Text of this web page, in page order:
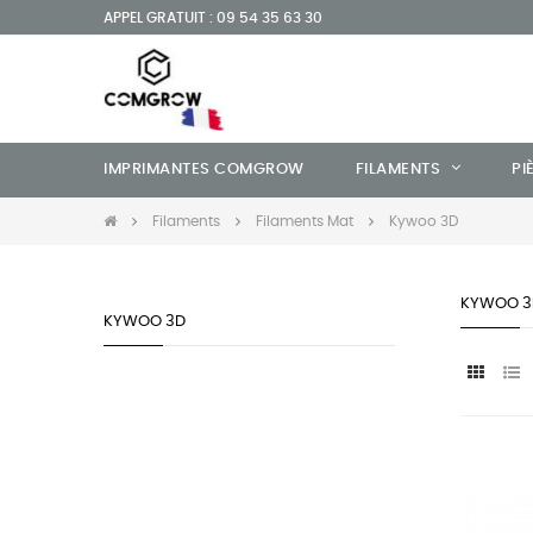
APPEL GRATUIT : 09 54 35 63 30
IMPRIMANTES COMGROW FILAMENTS
Filaments Filaments Mat Kywoo 3D
KYWOO 3D
KYWOO